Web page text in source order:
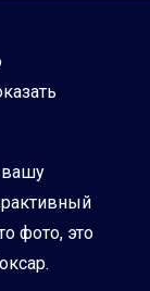
вашу
фото, это